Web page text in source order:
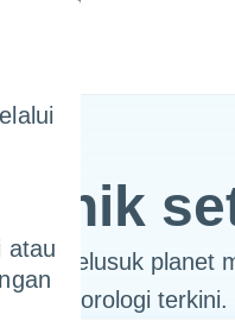
atau
unik
pelusuk planet
meteorologi terkini.